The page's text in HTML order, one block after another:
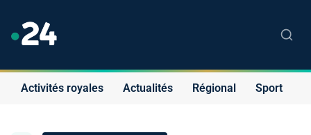
Activités royales Actualités Régional Sport